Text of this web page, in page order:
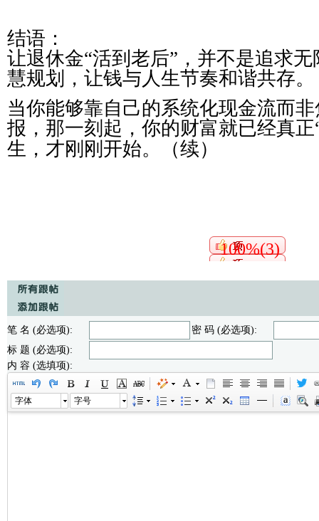
结语：
让退休金“活到老后”，并不是追求
慧规划，让钱与人生节奏和谐共存。
当你能够靠自己的系统化现金流而
报，那一刻起，你的财富就已经真
生，才刚刚开始。（续）
100%(3)
笔 名 (必选项):
密 码 (必选项):
标 题 (必选项):
内 容 (选填项):
字体 字号